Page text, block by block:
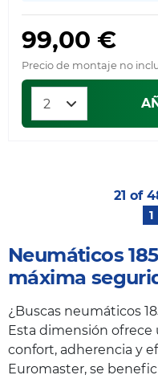
99,00 €
Precio de montaje no
1
21 of
Neumáticos
máxima
¿Buscas neumáticos
Esta dimensión
confort, adherencia y
Euromaster, se